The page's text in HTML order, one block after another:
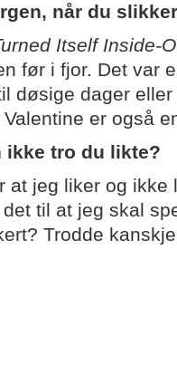
når du
Itself Inside-
før i fjor. Det var
døsige dager
er også
ikke tro du likte?
at jeg liker og ikke
til at jeg skal
Trodde